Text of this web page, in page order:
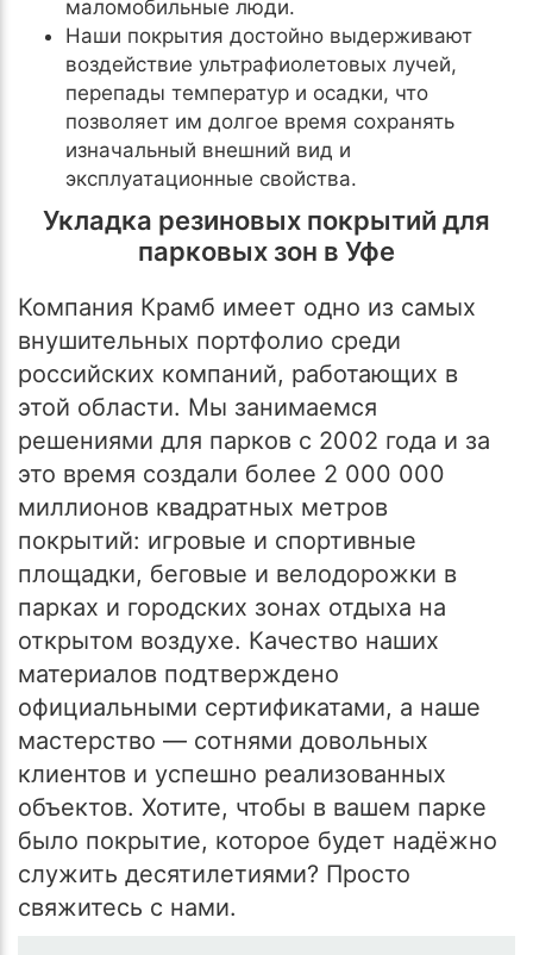
маломобильные люди.
Наши покрытия достойно выдерживают
воздействие ультрафиолетовых лучей,
перепады температур и осадки, что
позволяет им долгое время сохранять
изначальный внешний вид и
эксплуатационные свойства.
Укладка резиновых покрытий для
парковых зон в Уфе
Компания Крамб имеет одно из самых
внушительных портфолио среди
российских компаний, работающих в
этой области. Мы занимаемся
решениями для парков с 2002 года и за
это время создали более 2 000 000
миллионов квадратных метров
покрытий: игровые и спортивные
площадки, беговые и велодорожки в
парках и городских зонах отдыха на
открытом воздухе. Качество наших
материалов подтверждено
официальными сертификатами, а наше
мастерство — сотнями довольных
клиентов и успешно реализованных
объектов. Хотите, чтобы в вашем парке
было покрытие, которое будет надёжно
служить десятилетиями? Просто
свяжитесь с нами.